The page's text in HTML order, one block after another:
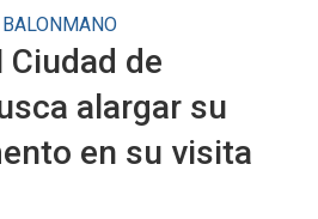
BALONMANO
Ciudad de
alargar su
en su visita